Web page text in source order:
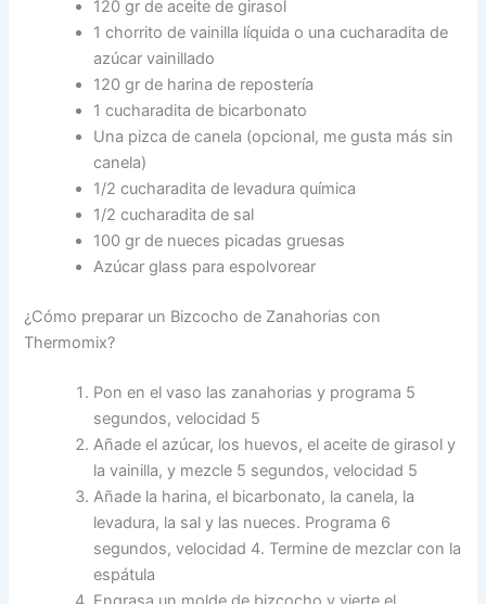
120 gr de aceite de girasol
1 chorrito de vainilla líquida o una cucharadita de
azúcar vainillado
120 gr de harina de repostería
1 cucharadita de bicarbonato
Una pizca de canela (opcional, me gusta más sin
canela)
1/2 cucharadita de levadura química
1/2 cucharadita de sal
100 gr de nueces picadas gruesas
Azúcar glass para espolvorear
¿Cómo preparar un Bizcocho de Zanahorias con
Thermomix?
Pon en el vaso las zanahorias y programa 5
segundos, velocidad 5
Añade el azúcar, los huevos, el aceite de girasol y
la vainilla, y mezcle 5 segundos, velocidad 5
Añade la harina, el bicarbonato, la canela, la
levadura, la sal y las nueces. Programa 6
segundos, velocidad 4. Termine de mezclar con la
espátula